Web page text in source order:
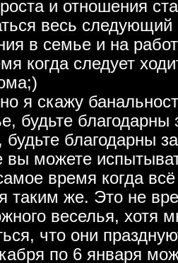
и отношения
весь
в семье и на
когда следует
я скажу
будьте
будьте благодарны
вы можете
время когда
таким же. Это не
веселья, хотя
что они
по 6 января